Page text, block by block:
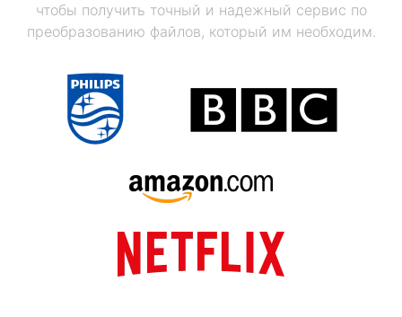
чтобы получить точный и надежный сервис по
преобразованию файлов, который им необходим.